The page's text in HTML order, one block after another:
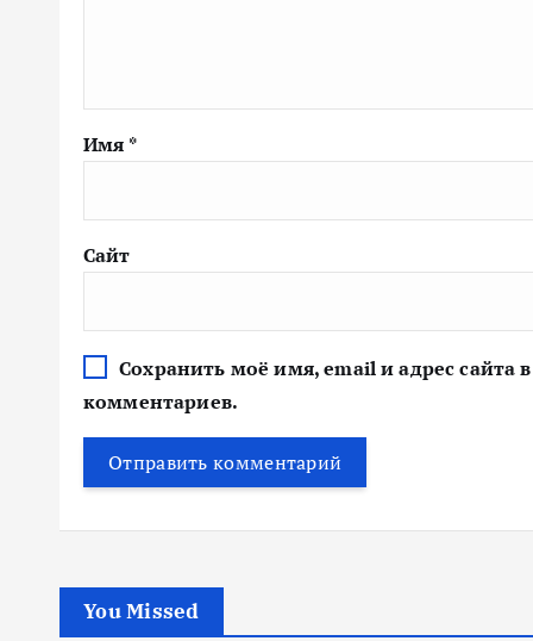
Имя *
Сайт
Сохранить моё имя, email и адрес сайта
комментариев.
You Missed